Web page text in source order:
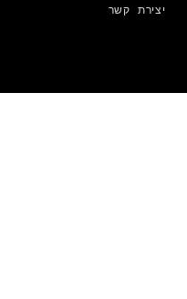
יצירת קשר